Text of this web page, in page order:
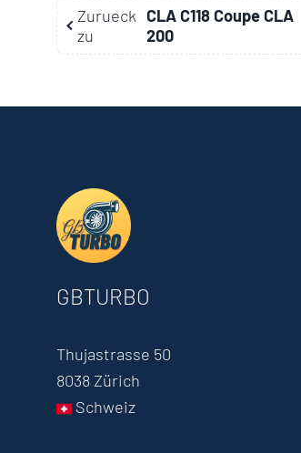
Zurueck
zu
CLA C118 Coupe CLA
200
GBTURBO
Thujastrasse 50
8038 Zürich
Schweiz